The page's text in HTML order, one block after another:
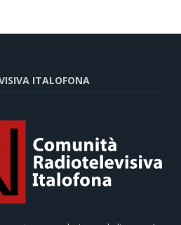
ITALOFONA